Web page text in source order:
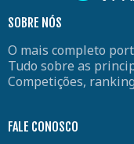
SOBRE NÓS
O mais completo
Tudo sobre as
Competições,
FALE CONOSCO